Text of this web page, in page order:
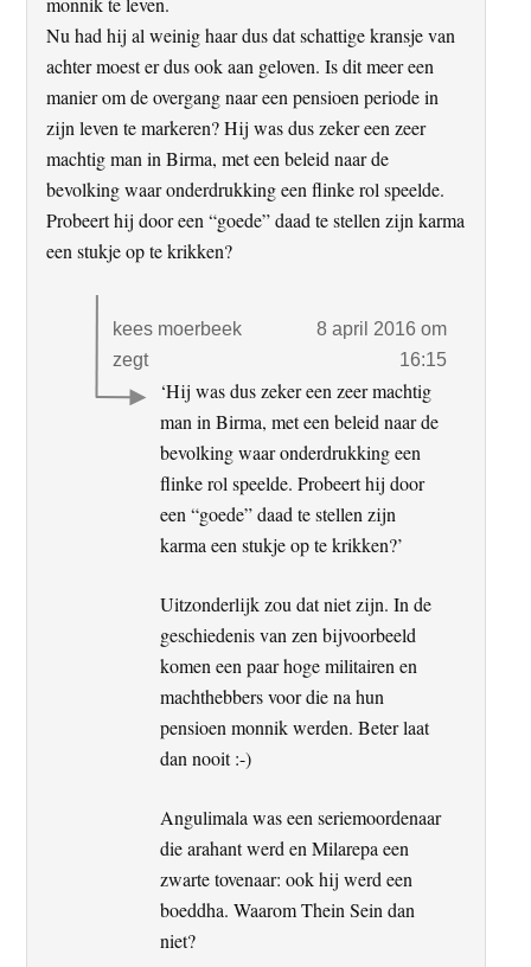
Nu had hij al weinig haar dus dat schattige kransje van
achter moest er dus ook aan geloven. Is dit meer een
manier om de overgang naar een pensioen periode in
zijn leven te markeren? Hij was dus zeker een zeer
machtig man in Birma, met een beleid naar de
bevolking waar onderdrukking een flinke rol speelde.
Probeert hij door een “goede” daad te stellen zijn karma
een stukje op te krikken?
kees moerbeek
zegt
8 april 2016 om
16:15
‘Hij was dus zeker een zeer machtig
man in Birma, met een beleid naar de
bevolking waar onderdrukking een
flinke rol speelde. Probeert hij door
een “goede” daad te stellen zijn
karma een stukje op te krikken?’
Uitzonderlijk zou dat niet zijn. In de
geschiedenis van zen bijvoorbeeld
komen een paar hoge militairen en
machthebbers voor die na hun
pensioen monnik werden. Beter laat
dan nooit :-)
Angulimala was een seriemoordenaar
die arahant werd en Milarepa een
zwarte tovenaar: ook hij werd een
boeddha. Waarom Thein Sein dan
niet?